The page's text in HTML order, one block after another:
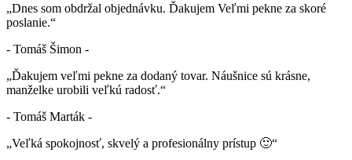
„Dnes som obdržal objednávku. Ďakujem Veľmi pekne za skoré
poslanie.“
- Tomáš Šimon -
„Ďakujem veľmi pekne za dodaný tovar. Náušnice sú krásne,
manželke urobili veľkú radosť.“
- Tomáš Marták -
„Veľká spokojnosť, skvelý a profesionálny prístup 🙂“